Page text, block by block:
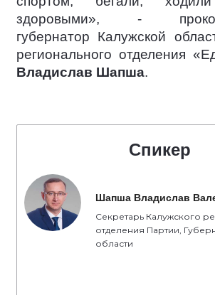
здоровыми», -
губернатор Калужской
регионального отделения
Владислав Шапша.
Спикер
Шапша Владислав
Секретарь Калужского
отделения Партии,
области